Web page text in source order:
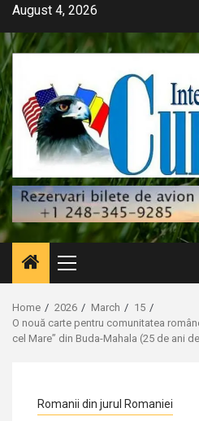
Skip
content
August 4, 2026
Primary
Menu
Home 2026 March
15
O nouă carte pentru comunitatea
cel Mare” din Buda-Mahala (25 de ani
Romanii din jurul Romaniei